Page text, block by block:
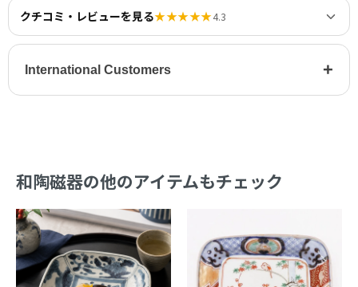
クチコミ・レビューを見る★★★★★4.3
International Customers +
和陶磁器の他のアイテムもチェック